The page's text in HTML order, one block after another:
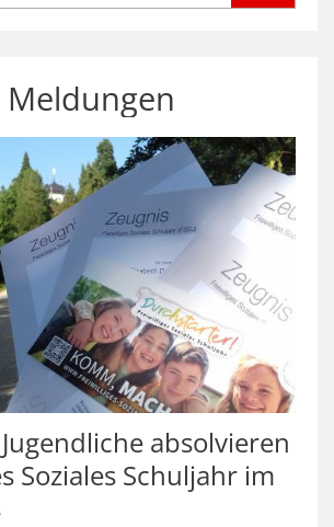
absolvieren
Soziales Schuljahr im